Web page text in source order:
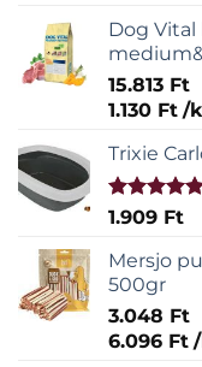
Dog
15.813 Ft
1.130 Ft /
Trixie
Értékelés:
1.909 Ft
Mersjo
500gr
3.048 Ft
6.096 Ft /